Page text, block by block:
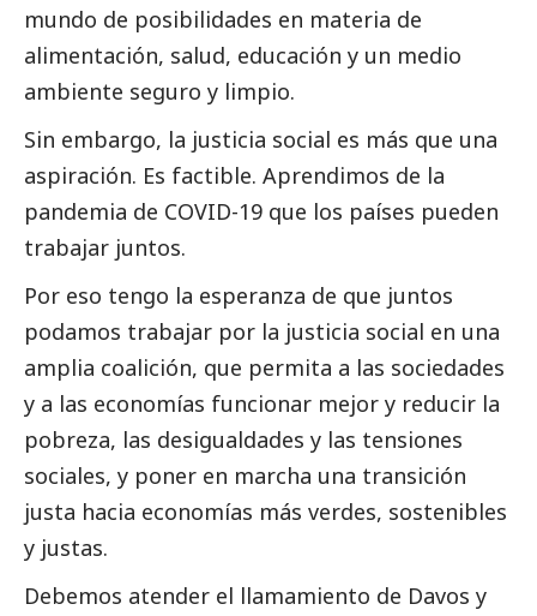
mundo de posibilidades en materia de
alimentación, salud, educación y un medio
ambiente seguro y limpio.
Sin embargo, la justicia social es más que una
aspiración. Es factible. Aprendimos de la
pandemia de COVID-19 que los países pueden
trabajar juntos.
Por eso tengo la esperanza de que juntos
podamos trabajar por la justicia social en una
amplia coalición, que permita a las sociedades
y a las economías funcionar mejor y reducir la
pobreza, las desigualdades y las tensiones
sociales, y poner en marcha una transición
justa hacia economías más verdes, sostenibles
y justas.
Debemos atender el llamamiento de Davos y